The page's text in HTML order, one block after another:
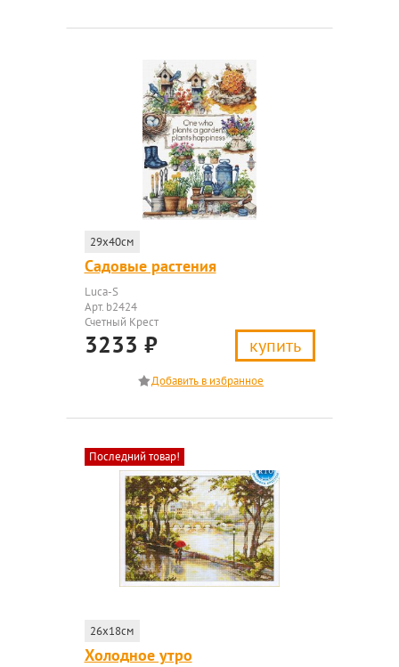
29x40см
Садовые растения
Luca-S
Арт. b2424
Счетный Крест
3233 ₽ купить
Последний товар!
26x18см
Холодное утро